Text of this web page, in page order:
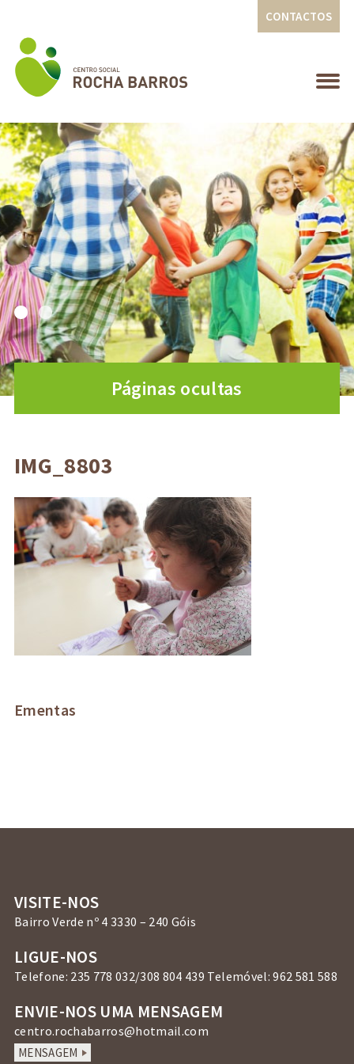
CONTACTOS
Páginas ocultas
Ementas
IMG_8803
VISITE-NOS
Bairro Verde nº 4 3330 – 240 Góis
LIGUE-NOS
Telefone: 235 778 032/308 804 439 Telemóvel: 962 581 588
ENVIE-NOS UMA MENSAGEM
centro.rochabarros@hotmail.com
MENSAGEM